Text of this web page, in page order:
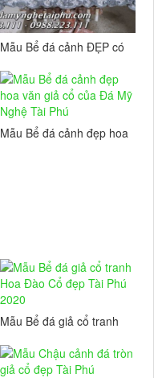
Mẫu Bể đá cảnh ĐẸP có
với tiểu cảnh hoặc Cây
Bonsai
Mẫu Bể đá cảnh đẹp hoa
Mẫu Bể đá giả cổ tranh
2020